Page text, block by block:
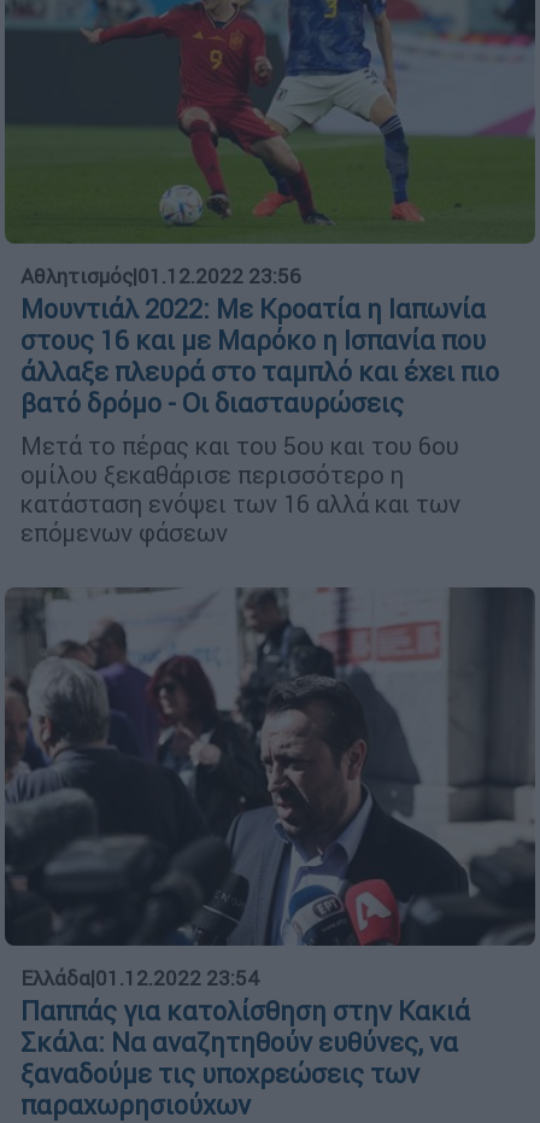
Αθλητισμός|01.12.2022 23:56
Μουντιάλ 2022: Με Κροατία η Ιαπωνία
στους 16 και με Μαρόκο η Ισπανία που
άλλαξε πλευρά στο ταμπλό και έχει πιο
βατό δρόμο - Οι διασταυρώσεις
Μετά το πέρας και του 5ου και του 6ου
ομίλου ξεκαθάρισε περισσότερο η
κατάσταση ενόψει των 16 αλλά και των
επόμενων φάσεων
Ελλάδα|01.12.2022 23:54
Παππάς για κατολίσθηση στην Κακιά
Σκάλα: Να αναζητηθούν ευθύνες, να
ξαναδούμε τις υποχρεώσεις των
παραχωρησιούχων